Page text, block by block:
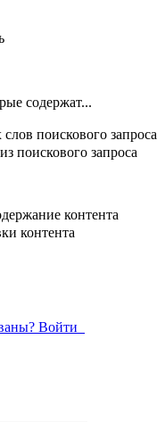
содержат...
поискового запроса
поискового запроса
контента
контента
Войти